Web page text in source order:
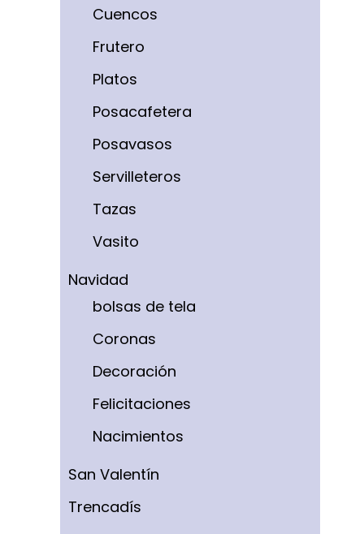
Cuencos
Frutero
Platos
Posacafetera
Posavasos
Servilleteros
Tazas
Vasito
Navidad
bolsas de tela
Coronas
Decoración
Felicitaciones
Nacimientos
San Valentín
Trencadís